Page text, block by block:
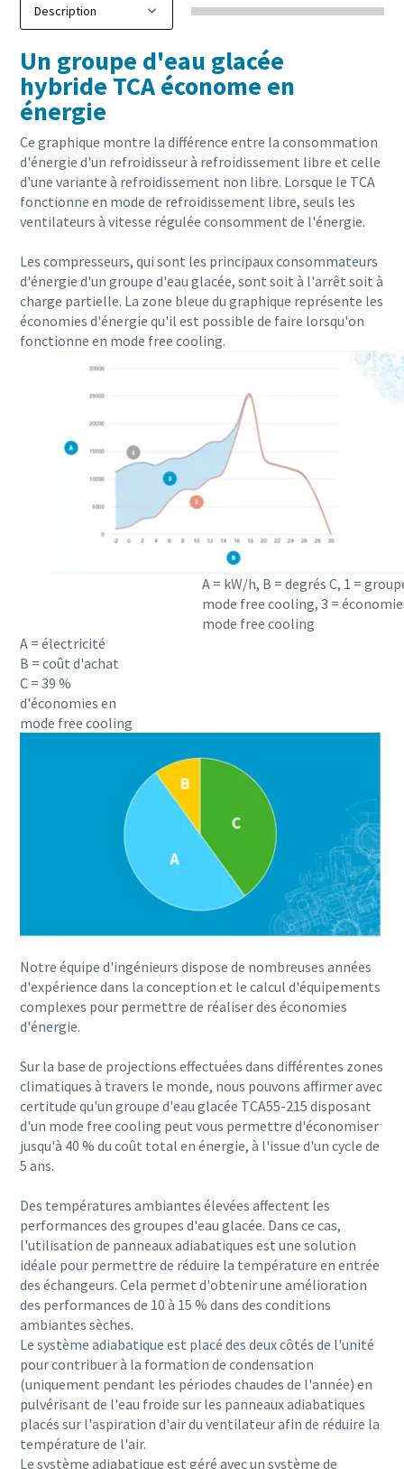
10 étapes pour une production éco-responsable
Réduction des émissions de carbone pour une production
que vous devez savoir
En savoir plus
Découvrez nos solutions de traitement des eaux
Nous proposons une technologie d'air propre qui répond à
matière d'aération. Avec une efficacité énergétique élevée et
possession.
En savoir plus
Un groupe d'eau glacée
hybride TCA économe en
énergie
Ce graphique montre la différence entre la consommation
d'énergie d'un refroidisseur à refroidissement libre et celle
d'une variante à refroidissement non libre. Lorsque le TCA
fonctionne en mode de refroidissement libre, seuls les
ventilateurs à vitesse régulée consomment de l'énergie.
Les compresseurs, qui sont les principaux consommateurs
d'énergie d'un groupe d'eau glacée, sont soit à l'arrêt soit à
charge partielle. La zone bleue du graphique représente les
économies d'énergie qu'il est possible de faire lorsqu'on
fonctionne en mode free cooling.
A = kW/h, B = degrés C, 1 =
mode free cooling, 3 =
mode free cooling
A = électricité
B = coût d'achat
C = 39 %
d'économies en
mode free cooling
Notre équipe d'ingénieurs dispose de nombreuses années
d'expérience dans la conception et le calcul d'équipements
complexes pour permettre de réaliser des économies
d'énergie.
Sur la base de projections effectuées dans différentes zones
climatiques à travers le monde, nous pouvons affirmer avec
certitude qu'un groupe d'eau glacée TCA55-215 disposant
d'un mode free cooling peut vous permettre d'économiser
jusqu'à 40 % du coût total en énergie, à l'issue d'un cycle de
5 ans.
Des températures ambiantes élevées affectent les
performances des groupes d'eau glacée. Dans ce cas,
l'utilisation de panneaux adiabatiques est une solution
idéale pour permettre de réduire la température en entrée
des échangeurs. Cela permet d'obtenir une amélioration
des performances de 10 à 15 % dans des conditions
ambiantes sèches.
Le système adiabatique est placé des deux côtés de l'unité
pour contribuer à la formation de condensation
(uniquement pendant les périodes chaudes de l'année) en
pulvérisant de l'eau froide sur les panneaux adiabatiques
placés sur l'aspiration d'air du ventilateur afin de réduire la
température de l'air.
Le système adiabatique est géré avec un système de